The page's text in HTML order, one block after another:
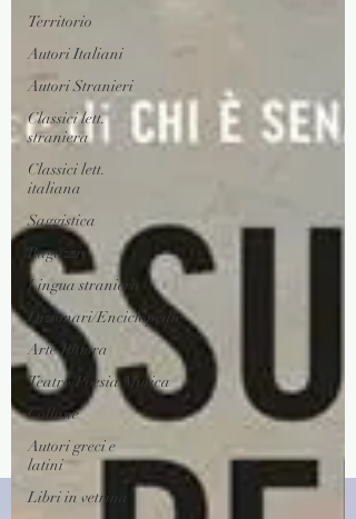
Territorio
Autori Italiani
Autori Stranieri
Classici lett.
straniera
Classici lett.
italiana
Saggistica
Ragazzi
Lingua straniera
Dizionari/Enciclopedie
Arte/Pittura
Teatro/Poesia/Musica
Collane
Autori greci e
latini
Libri in vetrina